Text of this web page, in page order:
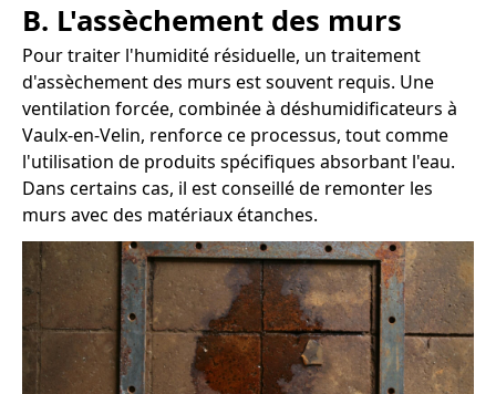
B. L'assèchement des murs
Pour traiter l'humidité résiduelle, un traitement
d'assèchement des murs est souvent requis. Une
ventilation forcée, combinée à déshumidificateurs à
Vaulx-en-Velin, renforce ce processus, tout comme
l'utilisation de produits spécifiques absorbant l'eau.
Dans certains cas, il est conseillé de remonter les
murs avec des matériaux étanches.